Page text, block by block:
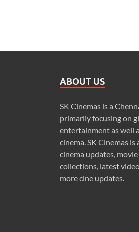
ABOUT US
SK Cinemas is a
primarily focusing on
entertainment as well
cinema. SK Cinemas
cinema updates,
collections, latest
more cine updates.